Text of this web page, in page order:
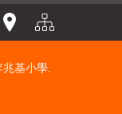
基小學.